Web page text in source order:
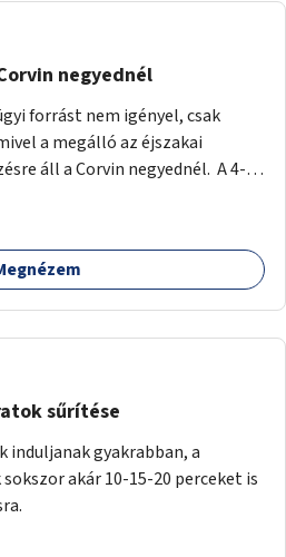
a tömegközlekedés
a Bosnyák téri beruházások
fog az utazási igény.
negyednél
forrást nem igényel, csak
a megálló az éjszakai
áll a Corvin negyednél. A 4-es
negyed metrómegállónál is
a metró nem jár, és a 200E
a 4-6 vonalán lakóknak
negyed utat megspórolva 10-15
idejét.
sűrítése
gyakrabban, a
akár 10-15-20 perceket is